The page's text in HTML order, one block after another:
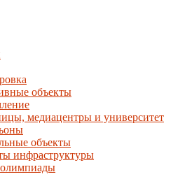
объекты
медиацентры и университет
объекты
инфраструктуры